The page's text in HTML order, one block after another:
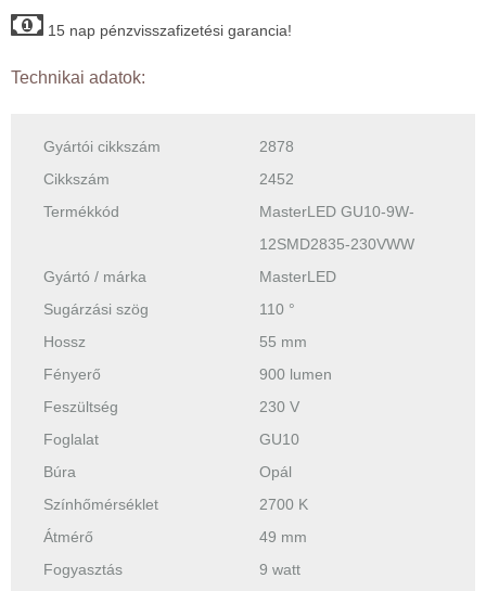
15 nap pénzvisszafizetési garancia!
Technikai adatok:
Gyártói cikkszám
2878
Cikkszám
2452
Termékkód
MasterLED GU10-9W-
12SMD2835-230VWW
Gyártó / márka
MasterLED
Sugárzási szög
110 °
Hossz
55 mm
Fényerő
900 lumen
Feszültség
230 V
Foglalat
GU10
Búra
Opál
Színhőmérséklet
2700 K
Átmérő
49 mm
Fogyasztás
9 watt